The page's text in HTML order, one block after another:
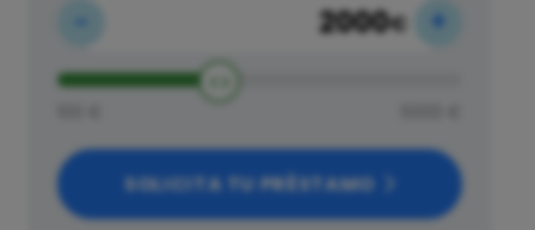
€ +
SOLICITA TU PRÉSTAMO